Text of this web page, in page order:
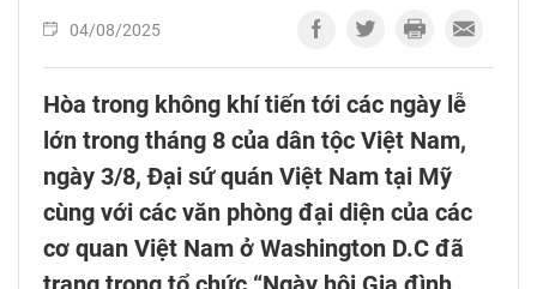
04/08/2025
Hòa trong không khí tiến tới các ngày lễ
lớn trong tháng 8 của dân tộc Việt Nam,
ngày 3/8, Đại sứ quán Việt Nam tại Mỹ
cùng với các văn phòng đại diện của các
cơ quan Việt Nam ở Washington D.C đã